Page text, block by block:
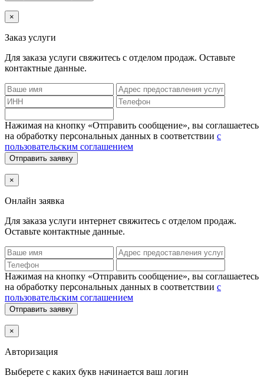
×
Заказ услуги
Для заказа услуги свяжитесь с отделом продаж. Оставьте
контактные данные.
Нажимая на кнопку «Отправить сообщение», вы соглашаетесь
на обработку персональных данных в соответствии с
пользовательским соглашением
Отправить заявку
×
Онлайн заявка
Для заказа услуги интернет свяжитесь с отделом продаж.
Оставьте контактные данные.
Нажимая на кнопку «Отправить сообщение», вы соглашаетесь
на обработку персональных данных в соответствии с
пользовательским соглашением
Отправить заявку
×
Авторизация
Выберете с каких букв начинается ваш логин